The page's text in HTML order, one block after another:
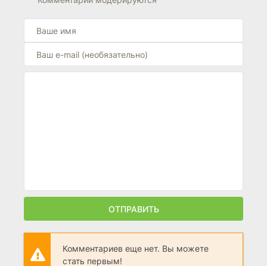
ОТПРАВИТЬ
Комментариев еще нет. Вы можете
стать первым!